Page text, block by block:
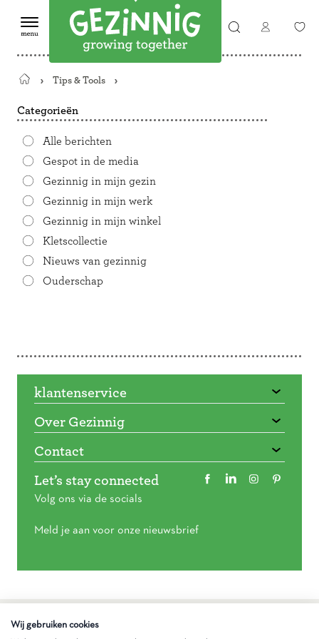
Terug
de
Tips & Tools
Categorieën
Alle berichten
Gespot in de media
Gezinnig in mijn gezin
Gezinnig in mijn werk
Gezinnig in mijn winkel
Kletscollectie
Nieuws van gezinnig
Ouderschap
klantenservice
Over Gezinnig
Contact
Let’s stay connected
Volg ons via de socials
Meld je aan voor onze nieuwsbrief
Wij gebruiken cookies